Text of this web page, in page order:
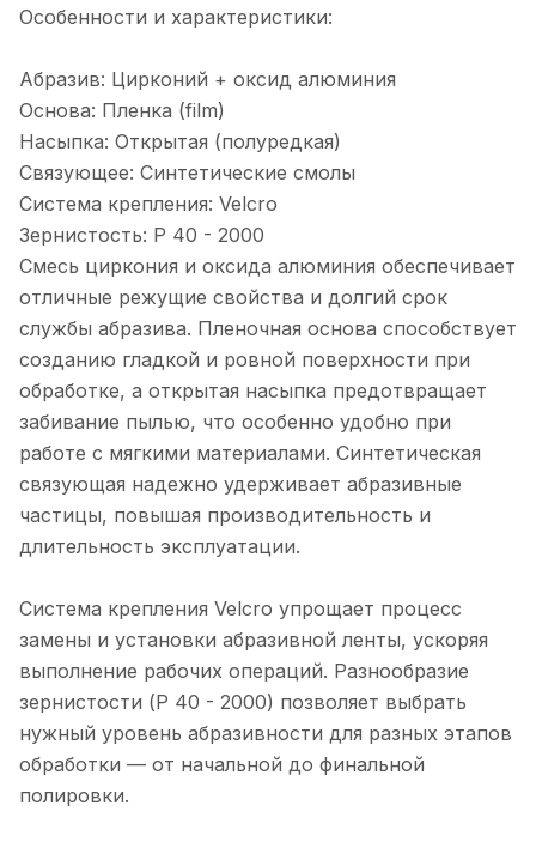
Особенности и характеристики:
Абразив: Цирконий + оксид алюминия
Основа: Пленка (film)
Насыпка: Открытая (полуредкая)
Связующее: Синтетические смолы
Система крепления: Velcro
Зернистость: P 40 - 2000
Смесь циркония и оксида алюминия обеспечивает
отличные режущие свойства и долгий срок
службы абразива. Пленочная основа способствует
созданию гладкой и ровной поверхности при
обработке, а открытая насыпка предотвращает
забивание пылью, что особенно удобно при
работе с мягкими материалами. Синтетическая
связующая надежно удерживает абразивные
частицы, повышая производительность и
длительность эксплуатации.
Система крепления Velcro упрощает процесс
замены и установки абразивной ленты, ускоряя
выполнение рабочих операций. Разнообразие
зернистости (P 40 - 2000) позволяет выбрать
нужный уровень абразивности для разных этапов
обработки — от начальной до финальной
полировки.